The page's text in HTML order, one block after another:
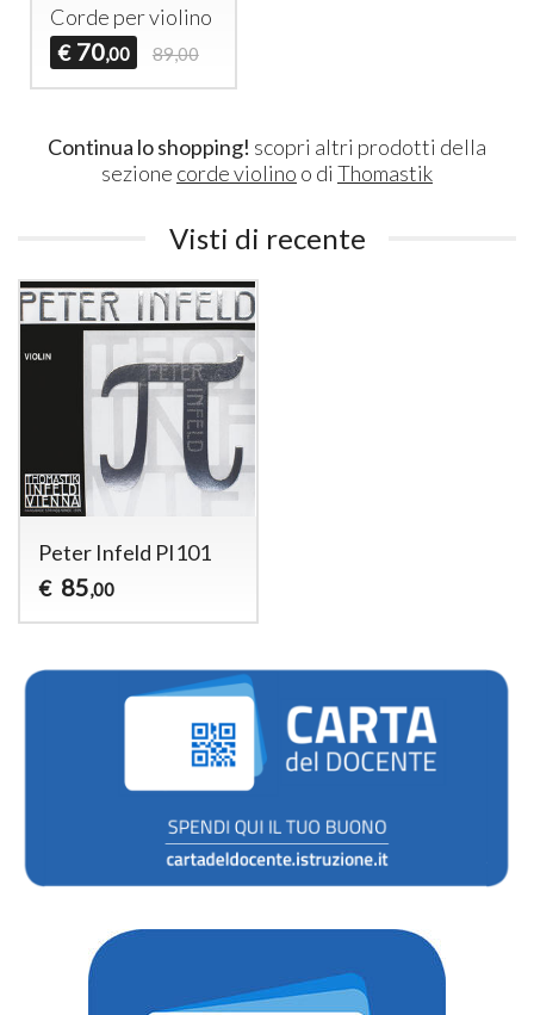
Corde per violino
€ 70,00 89,00
Continua lo shopping! scopri altri prodotti della
sezione corde violino o di Thomastik
Visti di recente
Peter Infeld PI101
€ 85,00